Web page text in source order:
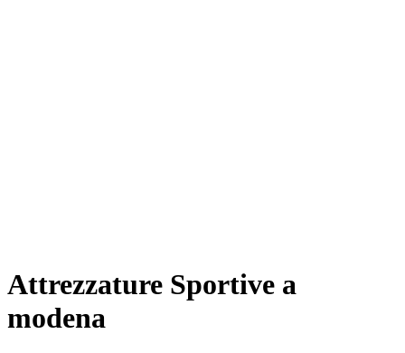
Attrezzature Sportive a
modena